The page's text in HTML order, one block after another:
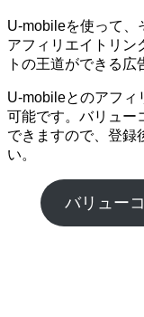
U-mobileを使って、
アフィリエイトリン
トの王道ができる広
U-mobileとのアフィ
可能です。バリュー
できますので、登録
い。
バリュー